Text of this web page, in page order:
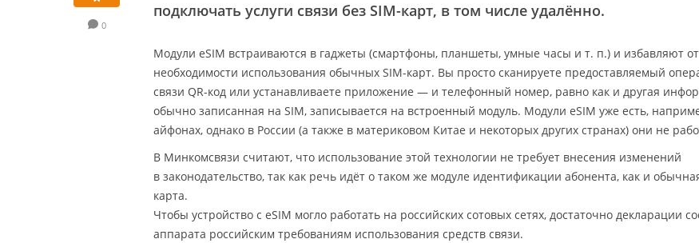
0
подключать услуги связи без SIM-карт, в том числе удалённо.
Модули eSIM встраиваются в гаджеты (смартфоны, планшеты, умные часы и т. п.) и избавляют от
необходимости использования обычных SIM-карт. Вы просто сканируете предоставляемый
связи QR-код или устанавливаете приложение — и телефонный номер, равно как и другая
обычно записанная на SIM, записывается на встроенный модуль. Модули eSIM уже есть,
айфонах, однако в России (а также в материковом Китае и некоторых других странах) они не
В Минкомсвязи считают, что использование этой технологии не требует внесения изменений
в законодательство, так как речь идёт о таком же модуле идентификации абонента, как и
карта.
Чтобы устройство с eSIM могло работать на российских сотовых сетях, достаточно декларации
аппарата российским требованиям использования средств связи.